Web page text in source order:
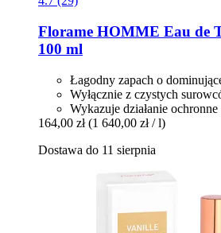
Florame HOMME Eau de
100 ml
Łagodny zapach o
Wyłącznie z czystych
Wykazuje działanie ochronne
164,00 zł (1 640,00 zł / l)
Dostawa do 11 sierpnia